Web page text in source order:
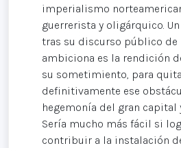
imperialismo
guerrerista y oligárquico.
tras su discurso público de
ambiciona es la rendición
su sometimiento, para
definitivamente ese
hegemonía del gran capital
Sería mucho más fácil si
contribuir a la instalación